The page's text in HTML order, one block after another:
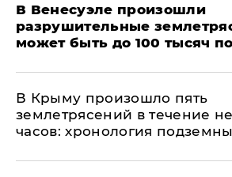
В Венесуэле произошли
разрушительные
может быть до 100 тысяч
В Крыму произошло пять
землетрясений в течение
часов: хронология